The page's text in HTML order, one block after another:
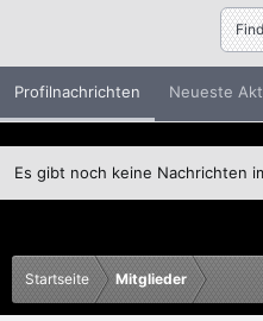
Profilnachrichten Neueste
Es gibt noch keine Nachrichten
Startseite Mitglieder